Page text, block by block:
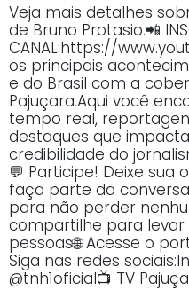
Veja mais detalhes
de Bruno Protasio.📲
CANAL:https://
os principais
e do Brasil com a
Pajuçara.Aqui você
tempo real,
destaques que
credibilidade do
💬 Participe! Deixe sua
faça parte da
para não perder
compartilhe para
pessoas🌐 Acesse o
Siga nas redes
@tnh1oficial📺 TV